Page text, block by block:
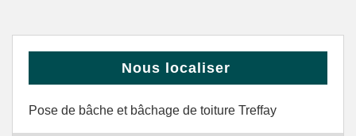
Nous localiser
Pose de bâche et bâchage de toiture Treffay